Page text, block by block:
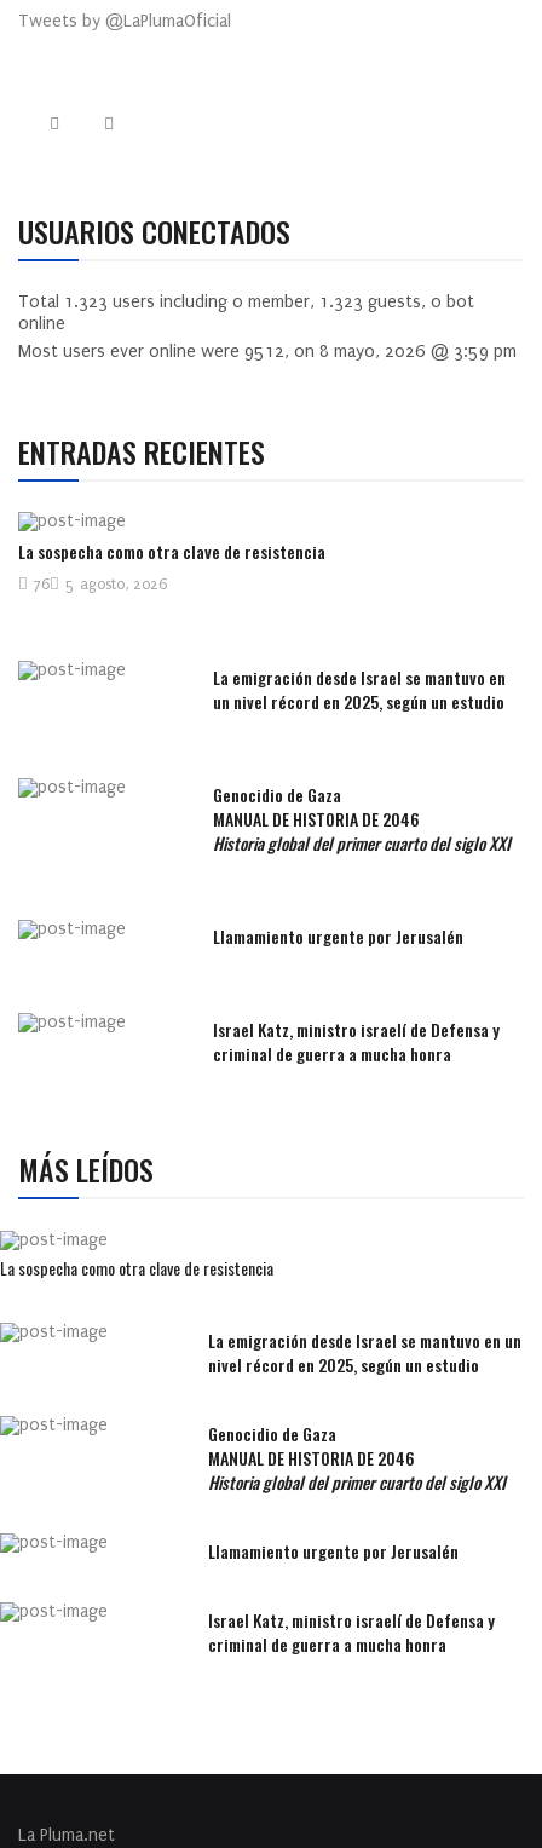
Tweets by @LaPlumaOficial
USUARIOS CONECTADOS
Total 1.323 users including 0 member, 1.323 guests, 0 bot
online
Most users ever online were 9512, on 8 mayo, 2026 @ 3:59 pm
ENTRADAS RECIENTES
La sospecha como otra clave de resistencia
5 agosto, 2026
76
La emigración desde Israel se mantuvo en
un nivel récord en 2025, según un estudio
Genocidio de Gaza
MANUAL DE HISTORIA DE 2046
Historia global del primer cuarto del siglo XXI
Llamamiento urgente por Jerusalén
Israel Katz, ministro israelí de Defensa y
criminal de guerra a mucha honra
MÁS LEÍDOS
La sospecha como otra clave de resistencia
La emigración desde Israel se mantuvo en un
nivel récord en 2025, según un estudio
Genocidio de Gaza
MANUAL DE HISTORIA DE 2046
Historia global del primer cuarto del siglo XXI
Llamamiento urgente por Jerusalén
Israel Katz, ministro israelí de Defensa y
criminal de guerra a mucha honra
La Pluma.net